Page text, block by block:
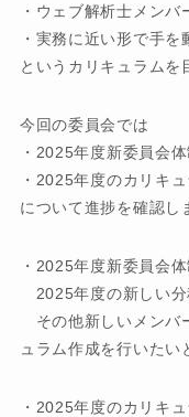
・ウェブ解析士メン
・実務に近い形で手を
というカリキュラムを
今回の委員会では
・2025年度新委員会
・2025年度のカリキ
について進捗を確認し
・2025年度新委員会
2025年度の新しい分
その他新しいメンバ
ュラム作成を行いたい
・2025年度のカリキ